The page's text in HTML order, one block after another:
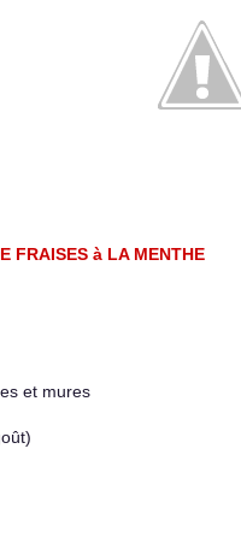
FRAISES à LA MENTHE
et mures